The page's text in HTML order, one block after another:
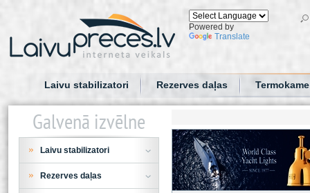
Powered by
Translate
Laivu stabilizatori Rezerves daļas
Galvenā izvēlne
Laivu stabilizatori
Rezerves daļas